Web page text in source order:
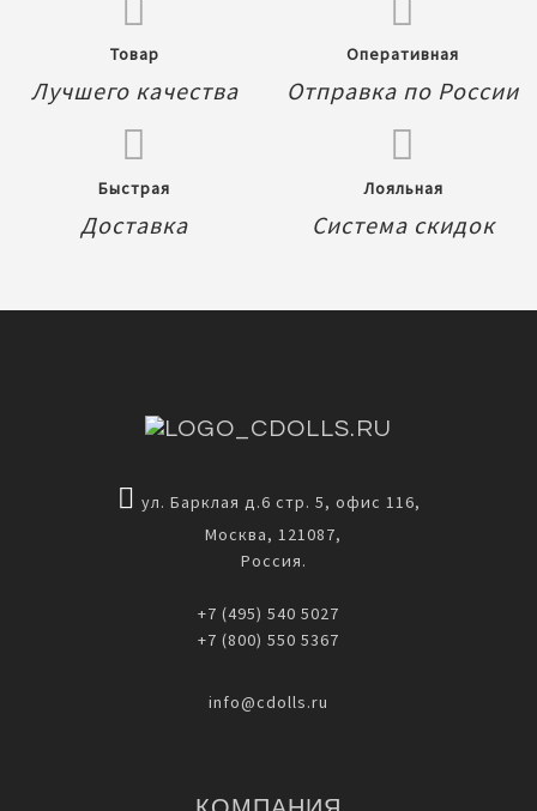
Товар
Лучшего качества
Оперативная
Отправка по России
Быстрая
Доставка
Лояльная
Система скидок
ул. Барклая д.6 стр. 5, офис 116,
Москва, 121087,
Россия.
+7 (495) 540 5027
+7 (800) 550 5367
info@cdolls.ru